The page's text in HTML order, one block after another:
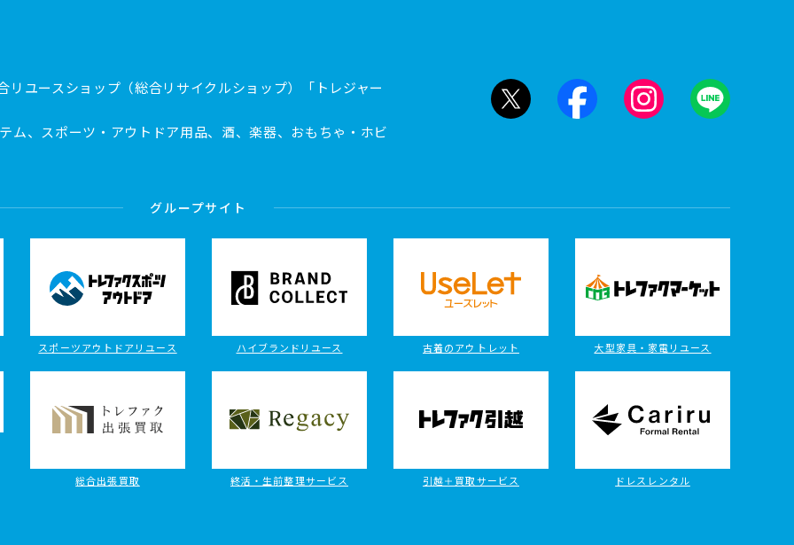
ユースショップ（総合リサイクルショップ）「トレジャー
ム、スポーツ・アウトドア用品、酒、楽器、おもちゃ・ホビ
グループサイト
スポーツアウトドアリユース ハイブランドリユース 古着のアウトレット 大型家具・家電リユース
総合出張買取 終活・生前整理サービス 引越＋買取サービス ドレスレンタル